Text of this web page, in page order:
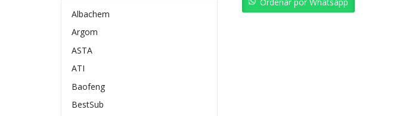
Albachem
Argom
ASTA
ATI
Baofeng
BestSub